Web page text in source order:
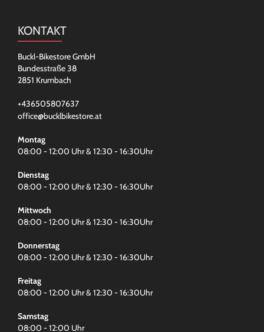
KONTAKT
Buckl-Bikestore GmbH
Bundesstraße 38
2851 Krumbach
+436505807637
office@bucklbikestore.at
Montag
08:00 - 12:00 Uhr & 12:30 - 16:30Uhr
Dienstag
08:00 - 12:00 Uhr & 12:30 - 16:30Uhr
Mittwoch
08:00 - 12:00 Uhr & 12:30 - 16:30Uhr
Donnerstag
08:00 - 12:00 Uhr & 12:30 - 16:30Uhr
Freitag
08:00 - 12:00 Uhr & 12:30 - 16:30Uhr
Samstag
08:00 - 12:00 Uhr